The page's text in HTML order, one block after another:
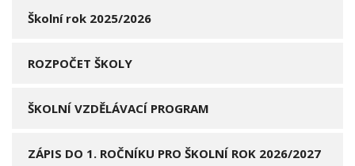
Školní rok 2025/2026
ROZPOČET ŠKOLY
ŠKOLNÍ VZDĚLÁVACÍ PROGRAM
ZÁPIS DO 1. ROČNÍKU PRO ŠKOLNÍ ROK 2026/2027